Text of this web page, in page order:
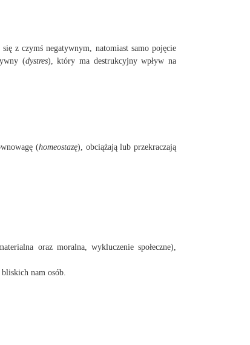
z czymś negatywnym, natomiast samo pojęcie
(dystres), który ma destrukcyjny wpływ na
(homeostazę), obciążają lub przekraczają
oraz moralna, wykluczenie społeczne),
nam osób.